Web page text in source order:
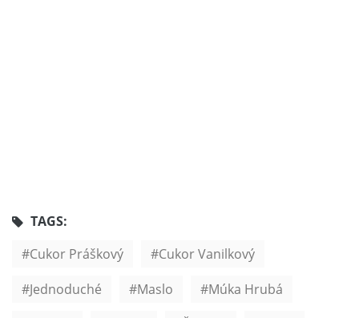
TAGS:
Cukor Práškový
Cukor Vanilkový
Jednoduché
Maslo
Múka Hrubá